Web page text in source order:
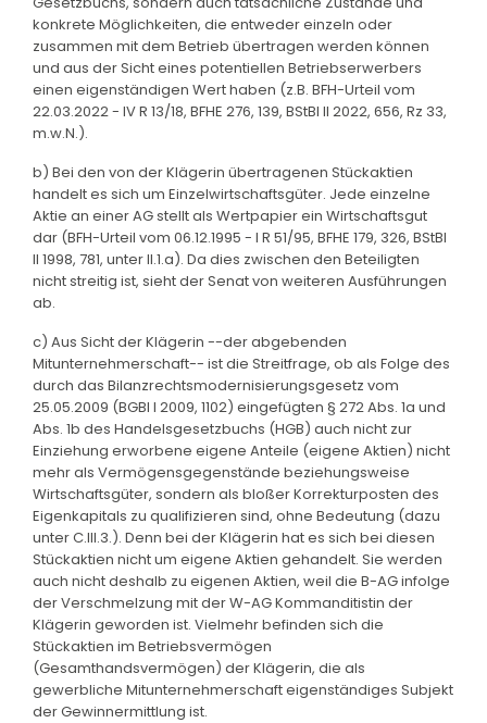
konkrete Möglichkeiten, die entweder einzeln oder
zusammen mit dem Betrieb übertragen werden können
und aus der Sicht eines potentiellen Betriebserwerbers
einen eigenständigen Wert haben (z.B. BFH-Urteil vom
22.03.2022 - IV R 13/18, BFHE 276, 139, BStBl II 2022, 656, Rz 33,
m.w.N.).
b) Bei den von der Klägerin übertragenen Stückaktien
handelt es sich um Einzelwirtschaftsgüter. Jede einzelne
Aktie an einer AG stellt als Wertpapier ein Wirtschaftsgut
dar (BFH-Urteil vom 06.12.1995 - I R 51/95, BFHE 179, 326, BStBl
II 1998, 781, unter II.1.a). Da dies zwischen den Beteiligten
nicht streitig ist, sieht der Senat von weiteren Ausführungen
ab.
c) Aus Sicht der Klägerin --der abgebenden
Mitunternehmerschaft-- ist die Streitfrage, ob als Folge des
durch das Bilanzrechtsmodernisierungsgesetz vom
25.05.2009 (BGBl I 2009, 1102) eingefügten § 272 Abs. 1a und
Abs. 1b des Handelsgesetzbuchs (HGB) auch nicht zur
Einziehung erworbene eigene Anteile (eigene Aktien) nicht
mehr als Vermögensgegenstände beziehungsweise
Wirtschaftsgüter, sondern als bloßer Korrekturposten des
Eigenkapitals zu qualifizieren sind, ohne Bedeutung (dazu
unter C.III.3.). Denn bei der Klägerin hat es sich bei diesen
Stückaktien nicht um eigene Aktien gehandelt. Sie werden
auch nicht deshalb zu eigenen Aktien, weil die B-AG infolge
der Verschmelzung mit der W-AG Kommanditistin der
Klägerin geworden ist. Vielmehr befinden sich die
Stückaktien im Betriebsvermögen
(Gesamthandsvermögen) der Klägerin, die als
gewerbliche Mitunternehmerschaft eigenständiges Subjekt
der Gewinnermittlung ist.